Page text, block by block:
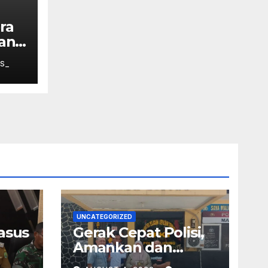
UNCATEGORIZED
Gerak Cepat Polisi,
Amankan dan
Kembalikan Sepeda